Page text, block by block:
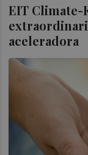
EIT Climate-
aceleradora